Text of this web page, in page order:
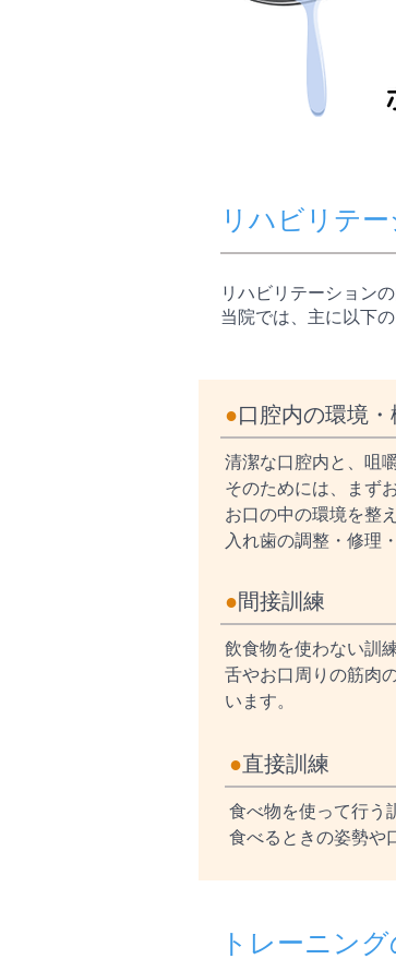
リハビリテ
リハビリテーション
当院では、主に以下
●口腔内の環境
清潔な口腔内と、咀
そのためには、まず
お口の中の環境を整
入れ歯の調整・修理
●間接訓練
飲食物を使わない訓
舌やお口周りの筋肉
います。
●直接訓練
食べ物を使って行う
食べるときの姿勢や
トレーニン